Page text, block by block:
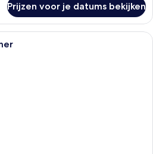
Prijzen voor je datums bekijken
Een hotelkamer met een bed,